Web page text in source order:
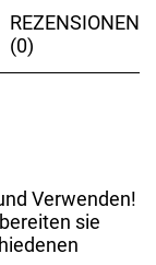
REZENSIONEN
(0)
Verwenden!
sie